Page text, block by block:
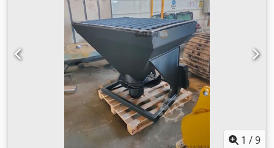
4.900 mm, mastro triplex, deslocamento lateral hidráulico,
motor: [45,6 kW/62 cv], peso: 4.901 kg, estado muito bom!,
pronta para uso imediato!, Dwedpfxoyxkrnj Ablsa
Mediante solicitação, teremos prazer em lhe apresentar
uma proposta de leasing ou financiamento. O Sr. Mihm
(tel.) terá prazer em atendê-lo. Mais informações estão
disponíveis em nosso site. Sujeito a erros e venda prévia!
Direção assistida, teto de proteção = Mais informações =
Capacidade de elevação: 3.000 kg Altura de construção:
230 cm Entre em contato com Tobias Ebert para mais
1 /9